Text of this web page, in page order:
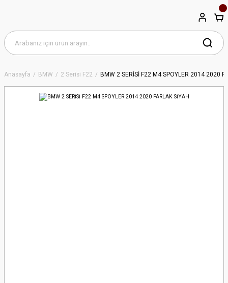
Anasayfa BMW 2 Serisi F22 BMW 2 SERİSİ F22 M4 SPOYLER 2014 2020